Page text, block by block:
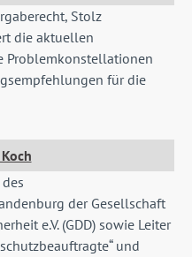
Stolz
die aktuellen
Problemkonstellationen
für die
der Gesellschaft
e.V. (GDD) sowie Leiter
und